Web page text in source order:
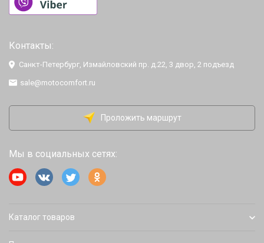
Контакты:
Санкт-Петербург, Измайловский пр. д.22, 3 двор, 2 подъезд
sale@motocomfort.ru
Проложить маршрут
Мы в социальных сетях:
Каталог товаров